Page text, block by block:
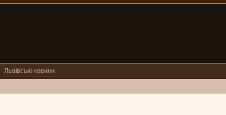
Львівські новини